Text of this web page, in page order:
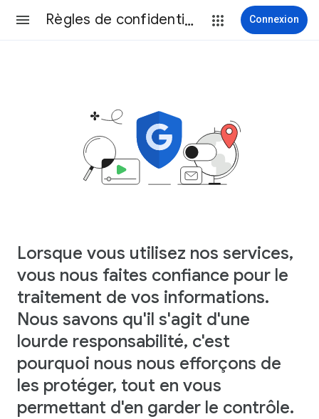
Règles de confidentialité Connexion
Lorsque vous utilisez nos services,
vous nous faites confiance pour le
traitement de vos informations.
Nous savons qu'il s'agit d'une
lourde responsabilité, c'est
pourquoi nous nous efforçons de
les protéger, tout en vous
permettant d'en garder le contrôle.